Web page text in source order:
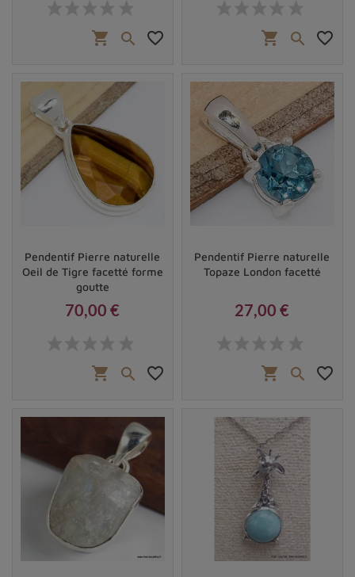
shopping_cart  favorite_border shopping_cart  favorite_border
Pendentif Pierre naturelle
Oeil de Tigre facetté forme
goutte
70,00 €
shopping_cart  favorite_border
Pendentif Pierre naturelle
Topaze London facetté
27,00 €
shopping_cart  favorite_border